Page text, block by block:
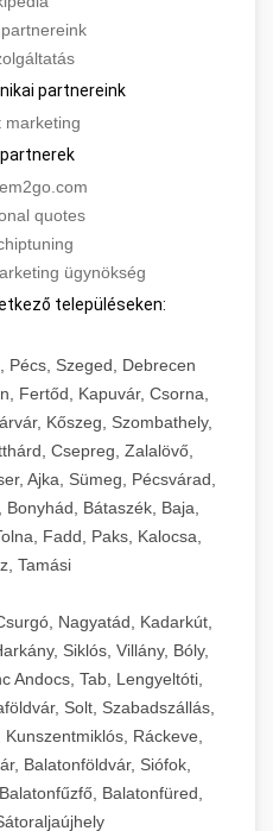
partnereink
marketing
quotes
ügynökség
településeken:
Pécs, Szeged, Debrecen
Fertőd, Kapuvár, Csorna,
Kőszeg, Szombathely,
Csepreg, Zalalövő,
Ajka, Sümeg, Pécsvárad,
Bátaszék, Baja,
Fadd, Paks, Kalocsa,
Tamási
Nagyatád, Kadarkút,
Siklós, Villány, Bóly,
Andocs, Tab, Lengyeltóti,
Solt, Szabadszállás,
Ráckeve,
Balatonföldvár, Siófok,
Balatonfüred,